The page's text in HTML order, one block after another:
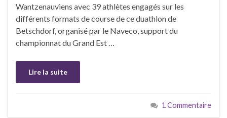
Wantzenauviens avec 39 athlètes engagés sur les
différents formats de course de ce duathlon de
Betschdorf, organisé par le Naveco, support du
championnat du Grand Est …
Lire la suite
1 Commentaire